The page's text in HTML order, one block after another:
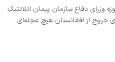
وزرای دفاع سازمان پیمان اتلانتیک
خروج از افغانستان هیچ عجله‌ای